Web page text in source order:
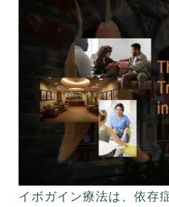
イボガイン療法は、依存